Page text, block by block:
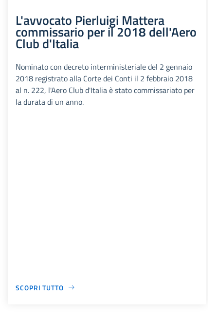
L'avvocato Pierluigi Mattera
commissario per il 2018 dell'Aero
Club d'Italia
Nominato con decreto interministeriale del 2 gennaio
2018 registrato alla Corte dei Conti il 2 febbraio 2018
al n. 222, l'Aero Club d'Italia è stato commissariato per
la durata di un anno.
SCOPRI TUTTO